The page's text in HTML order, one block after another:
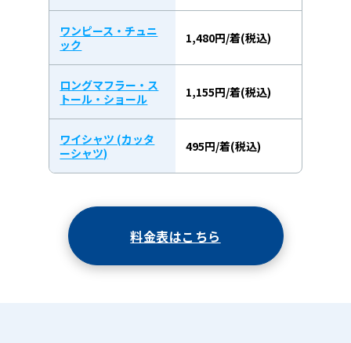
ワンピース・チュニ
ック
1,480円/着(税込)
ロングマフラー・ス
トール・ショール
1,155円/着(税込)
ワイシャツ (カッタ
ーシャツ)
495円/着(税込)
料金表はこちら